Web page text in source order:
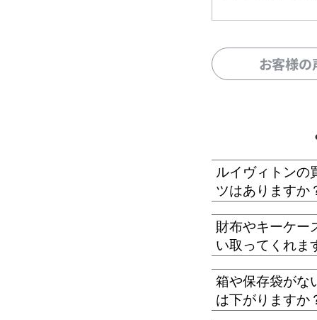
お客様
ルイヴィトンの
ツはありますか
財布やキーケー
い取ってくれま
箱や保存袋がな
は下がりますか